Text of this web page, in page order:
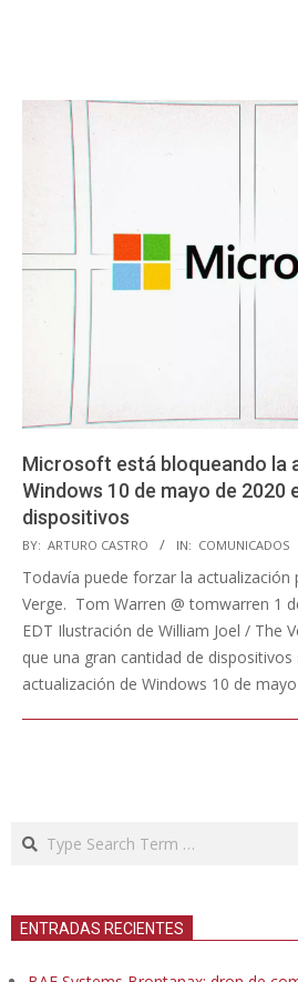
Microsoft está bloqueando la
Windows 10 de mayo de 2020
dispositivos
2020-
06-
01
BY: ARTURO CASTRO IN: COMUNICADOS
Todavía puede forzar la actualización
Verge. Tom Warren @ tomwarren 1
EDT Ilustración de William Joel / The
que una gran cantidad de dispositivos
actualización de Windows 10 de
Search
ENTRADAS RECIENTES